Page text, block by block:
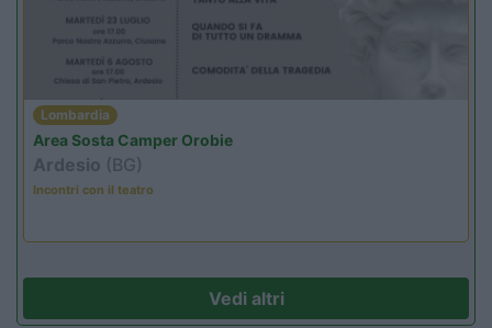
Lombardia
Area Sosta Camper Orobie
Ardesio (BG)
Incontri con il teatro
Vedi altri